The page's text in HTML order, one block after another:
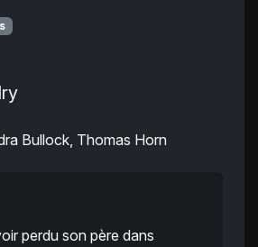
Bullock, Thomas Horn
perdu son père dans